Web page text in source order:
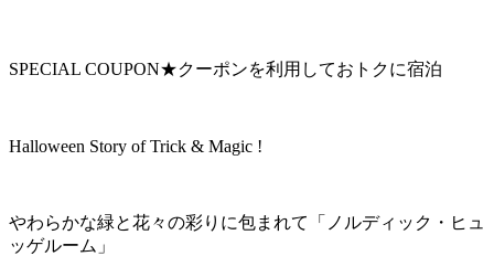
SPECIAL COUPON★クーポンを利用しておトクに宿泊
Halloween Story of Trick & Magic !
やわらかな緑と花々の彩りに包まれて「ノルディック・ヒュ
ッゲルーム」